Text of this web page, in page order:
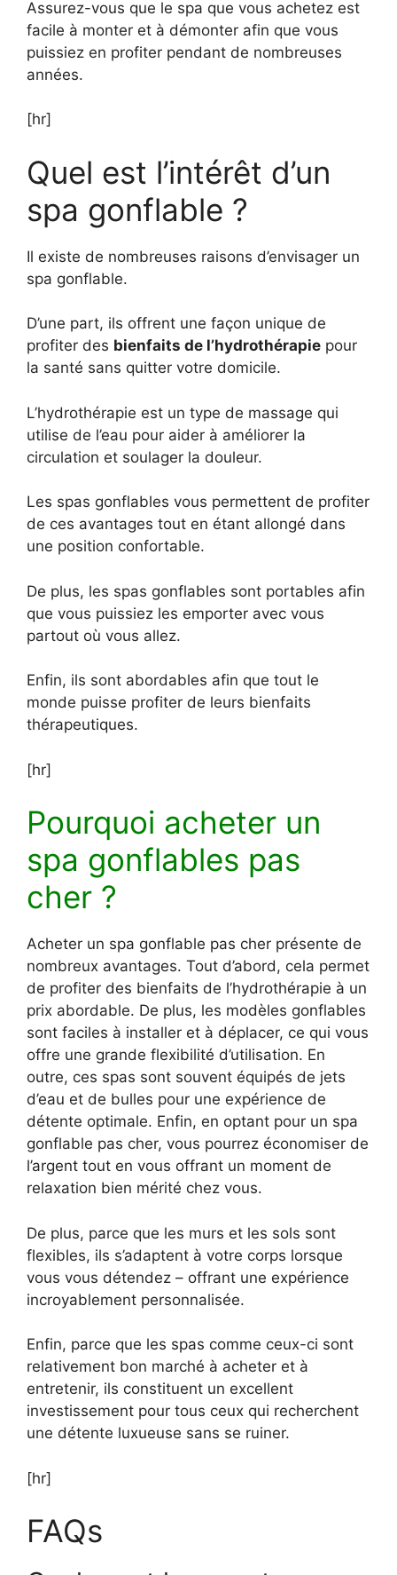
Assurez-vous que le spa que vous achetez est
facile à monter et à démonter afin que vous
puissiez en profiter pendant de nombreuses
années.
[hr]
Quel est l’intérêt d’un
spa gonflable ?
Il existe de nombreuses raisons d’envisager un
spa gonflable.
D’une part, ils offrent une façon unique de
profiter des bienfaits de l’hydrothérapie pour
la santé sans quitter votre domicile.
L’hydrothérapie est un type de massage qui
utilise de l’eau pour aider à améliorer la
circulation et soulager la douleur.
Les spas gonflables vous permettent de profiter
de ces avantages tout en étant allongé dans
une position confortable.
De plus, les spas gonflables sont portables afin
que vous puissiez les emporter avec vous
partout où vous allez.
Enfin, ils sont abordables afin que tout le
monde puisse profiter de leurs bienfaits
thérapeutiques.
[hr]
Pourquoi acheter un
spa gonflables pas
cher ?
Acheter un spa gonflable pas cher présente de
nombreux avantages. Tout d’abord, cela permet
de profiter des bienfaits de l’hydrothérapie à un
prix abordable. De plus, les modèles gonflables
sont faciles à installer et à déplacer, ce qui vous
offre une grande flexibilité d’utilisation. En
outre, ces spas sont souvent équipés de jets
d’eau et de bulles pour une expérience de
détente optimale. Enfin, en optant pour un spa
gonflable pas cher, vous pourrez économiser de
l’argent tout en vous offrant un moment de
relaxation bien mérité chez vous.
De plus, parce que les murs et les sols sont
flexibles, ils s’adaptent à votre corps lorsque
vous vous détendez – offrant une expérience
incroyablement personnalisée.
Enfin, parce que les spas comme ceux-ci sont
relativement bon marché à acheter et à
entretenir, ils constituent un excellent
investissement pour tous ceux qui recherchent
une détente luxueuse sans se ruiner.
[hr]
FAQs